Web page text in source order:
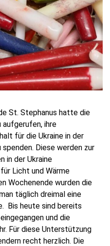
St. Stephanus hatte die
aufgerufen, ihre
für die Ukraine in der
Diese werden zur
in der Ukraine
Licht und Wärme
Wochenende wurden die
täglich dreimal eine
Bis heute sind bereits
und die
Für diese Unterstützung
recht herzlich. Die